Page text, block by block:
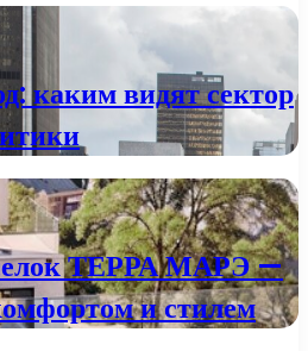
каким видят сектор
ТЕРРА МАРЭ —
и стилем